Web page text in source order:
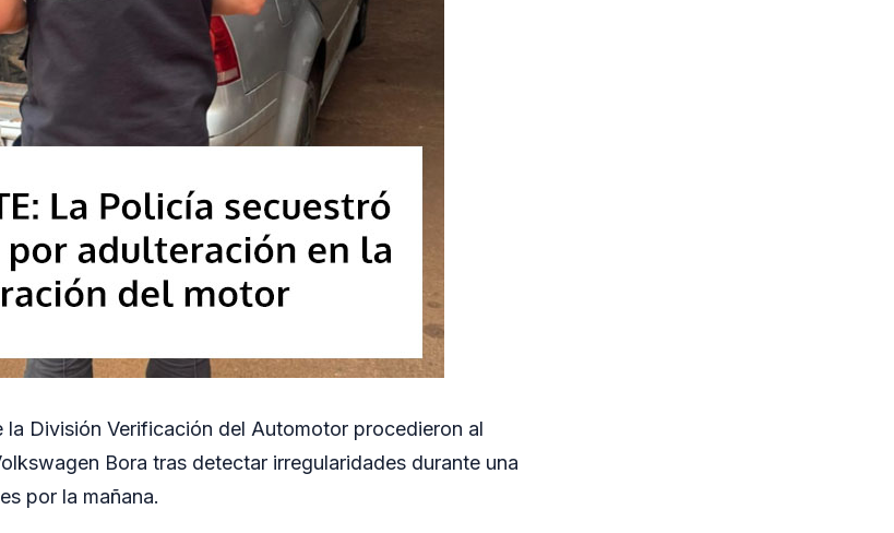
la División Verificación del Automotor procedieron al
Bora tras detectar irregularidades durante una
por la mañana.